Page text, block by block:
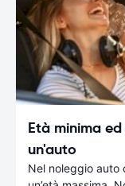
Età minima
un'auto
Nel noleggio auto